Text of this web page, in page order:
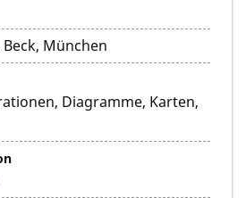
Beck, München
Diagramme, Karten,